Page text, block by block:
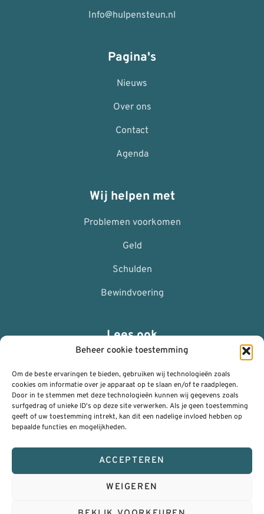
Beheer cookie toestemming
Om de beste ervaringen te bieden, gebruiken wij technologieën zoals
cookies om informatie over je apparaat op te slaan en/of te raadplegen.
Door in te stemmen met deze technologieën kunnen wij gegevens zoals
surfgedrag of unieke ID's op deze site verwerken. Als je geen toestemming
geeft of uw toestemming intrekt, kan dit een nadelige invloed hebben op
bepaalde functies en mogelijkheden.
ACCEPTEREN
WEIGEREN
Info@hulpensteun.nl
Pagina's
Nieuws
Over ons
Contact
Agenda
Wij helpen met
Problemen voorkomen
Geld
Schulden
Bewindvoering
Lees ook
Nalaten
Privacy Policy (AVG)
Algemene voorwaarden
Klachtenregeling
© 2026 | RSH ICT Management